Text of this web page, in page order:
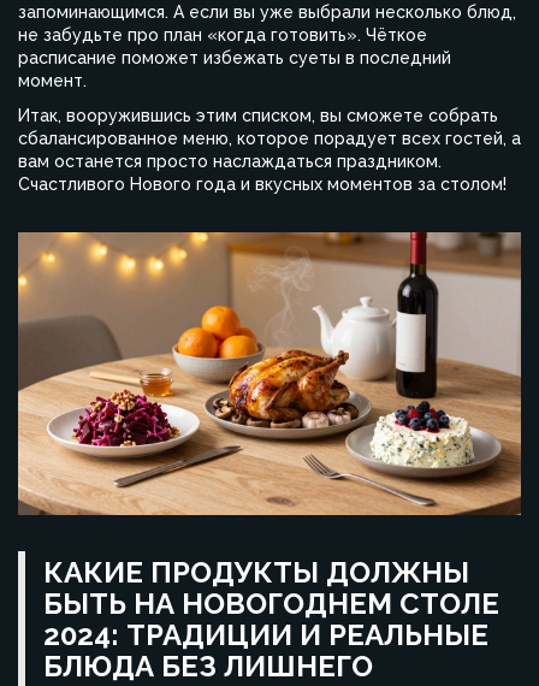
запоминающимся. А если вы уже выбрали несколько блюд,
не забудьте про план «когда готовить». Чёткое
расписание поможет избежать суеты в последний
момент.
Итак, вооружившись этим списком, вы сможете собрать
сбалансированное меню, которое порадует всех гостей, а
вам останется просто наслаждаться праздником.
Счастливого Нового года и вкусных моментов за столом!
КАКИЕ ПРОДУКТЫ ДОЛЖНЫ
БЫТЬ НА НОВОГОДНЕМ СТОЛЕ
2024: ТРАДИЦИИ И РЕАЛЬНЫЕ
БЛЮДА БЕЗ ЛИШНЕГО